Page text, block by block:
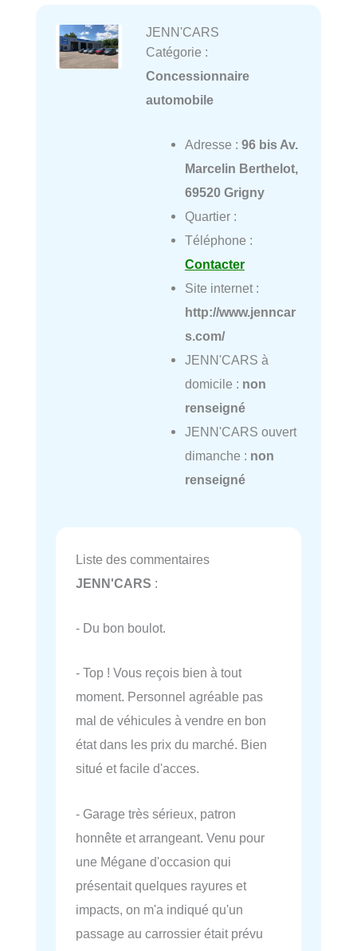
JENN'CARS
Catégorie :
Concessionnaire
automobile
Adresse : 96 bis Av.
Marcelin Berthelot,
69520 Grigny
Quartier :
Téléphone :
Contacter
Site internet :
http://www.jenncar
s.com/
JENN'CARS à
domicile : non
renseigné
JENN'CARS ouvert
dimanche : non
renseigné
Liste des commentaires
JENN'CARS :
- Du bon boulot.
- Top ! Vous reçois bien à tout
moment. Personnel agréable pas
mal de véhicules à vendre en bon
état dans les prix du marché. Bien
situé et facile d'acces.
- Garage très sérieux, patron
honnête et arrangeant. Venu pour
une Mégane d'occasion qui
présentait quelques rayures et
impacts, on m'a indiqué qu'un
passage au carrossier était prévu